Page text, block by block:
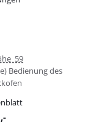
59
Bedienung des
,-